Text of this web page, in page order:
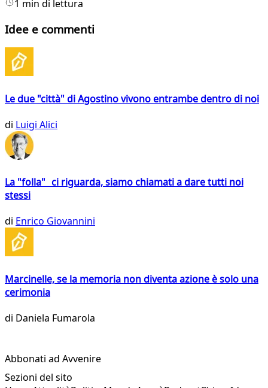
1 min di lettura
Idee e commenti
Le due "città" di Agostino vivono entrambe dentro di noi
di Luigi Alici
La "folla" ci riguarda, siamo chiamati a dare tutti noi
stessi
di Enrico Giovannini
Marcinelle, se la memoria non diventa azione è solo una
cerimonia
di Daniela Fumarola
Abbonati ad Avvenire
Sezioni del sito